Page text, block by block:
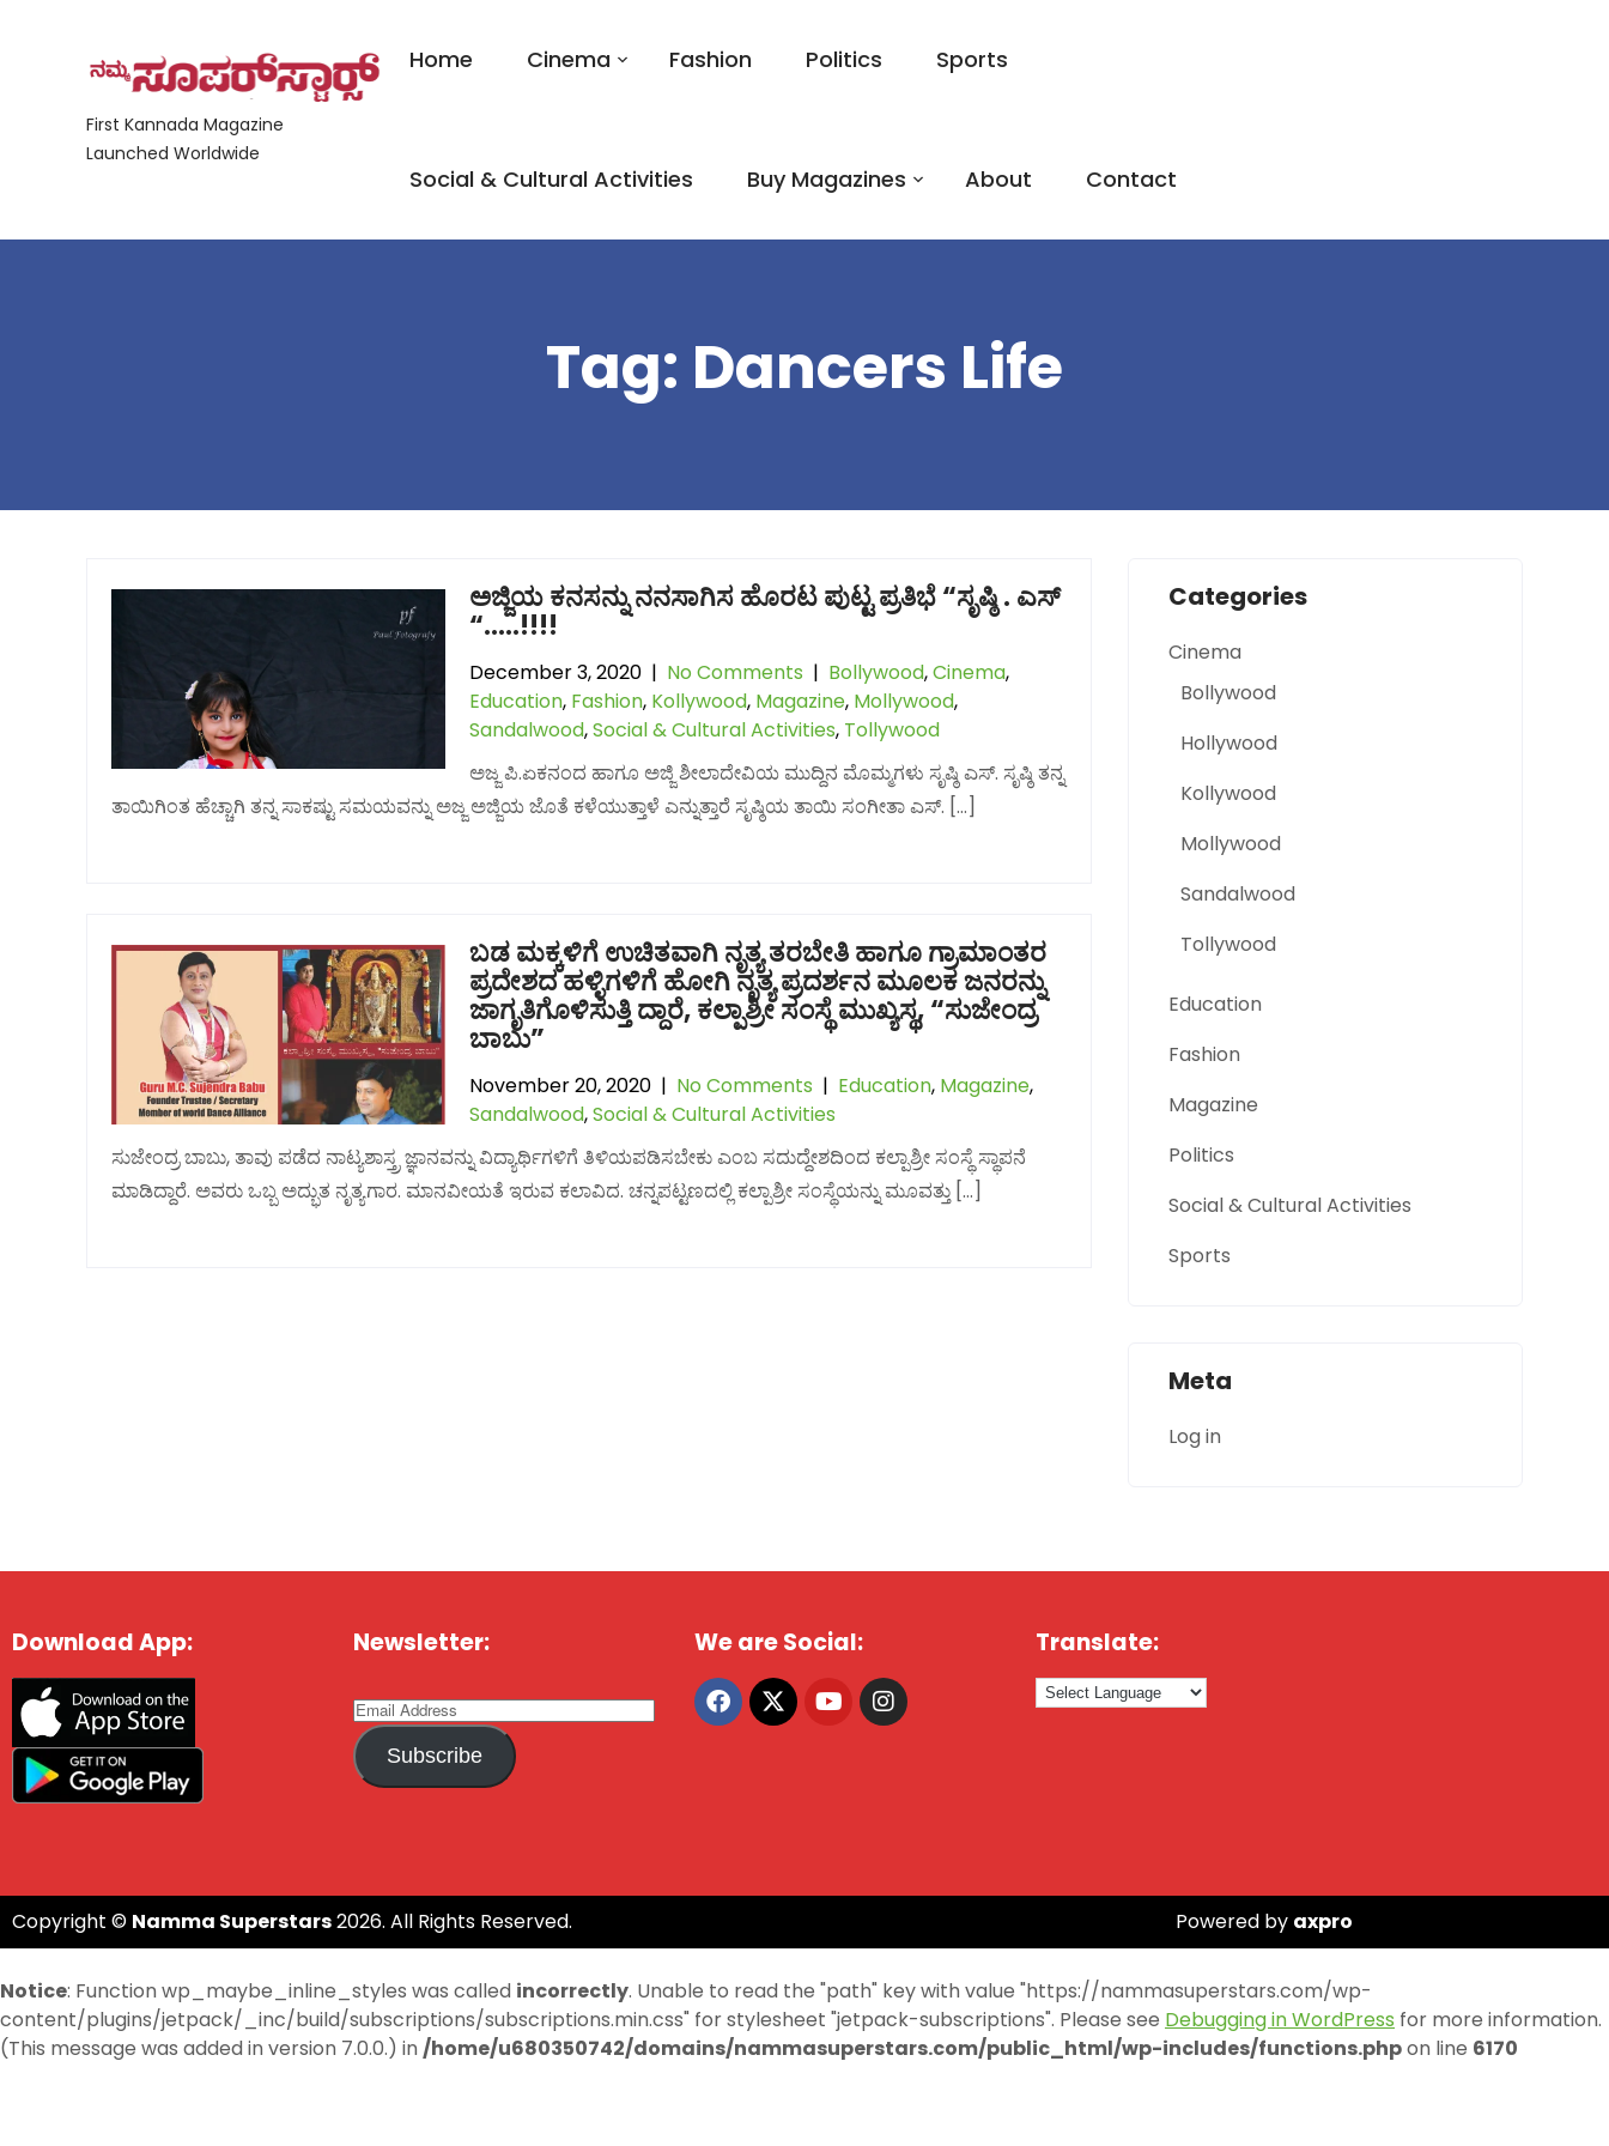
First Kannada Magazine
Launched Worldwide
Home Cinema Fashion Politics Sports
Social & Cultural Activities Buy Magazines About Contact
Tag: Dancers Life
ಅಜ್ಜಿಯ ಕನಸನ್ನು ನನಸಾಗಿಸ ಹೊರಟ ಪುಟ್ಟ ಪ್ರತಿಭೆ “ಸೃಷ್ಠಿ . ಎಸ್
“…..!!!!
December 3, 2020 | No Comments | Bollywood,Cinema,
Education, Fashion, Kollywood, Magazine, Mollywood,
Sandalwood,Social & Cultural Activities, Tollywood
ಅಜ್ಜ ಪಿ.ಏಕನಂದ ಹಾಗೂ ಅಜ್ಜಿ ಶೀಲಾದೇವಿಯ ಮುದ್ದಿನ ಮೊಮ್ಮಗಳು ಸೃಷ್ಠಿ ಎಸ್. ಸೃಷ್ಠಿ ತನ್ನ
ತಾಯಿಗಿಂತ ಹೆಚ್ಚಾಗಿ ತನ್ನ ಸಾಕಷ್ಟು ಸಮಯವನ್ನು ಅಜ್ಜ ಅಜ್ಜಿಯ ಜೊತೆ ಕಳೆಯುತ್ತಾಳೆ ಎನ್ನುತ್ತಾರೆ ಸೃಷ್ಠಿಯ ತಾಯಿ ಸಂಗೀತಾ ಎಸ್. […]
ಬಡ ಮಕ್ಕಳಿಗೆ ಉಚಿತವಾಗಿ ನೃತ್ಯ ತರಬೇತಿ ಹಾಗೂ ಗ್ರಾಮಾಂತರ
ಪ್ರದೇಶದ ಹಳ್ಳಿಗಳಿಗೆ ಹೋಗಿ ನೃತ್ಯ ಪ್ರದರ್ಶನ ಮೂಲಕ ಜನರನ್ನು
ಜಾಗೃತಿಗೊಳಿಸುತ್ತಿ ದ್ದಾರೆ, ಕಲ್ಪಾಶ್ರೀ ಸಂಸ್ಥೆ ಮುಖ್ಯಸ್ಥ, “ಸುಜೇಂದ್ರ
ಬಾಬು”
November 20, 2020 | No Comments | Education, Magazine,
Sandalwood,Social & Cultural Activities
ಸುಜೇಂದ್ರ ಬಾಬು, ತಾವು ಪಡೆದ ನಾಟ್ಯಶಾಸ್ತ್ರ ಜ್ಞಾನವನ್ನು ವಿದ್ಯಾರ್ಥಿಗಳಿಗೆ ತಿಳಿಯಪಡಿಸಬೇಕು ಎಂಬ ಸದುದ್ದೇಶದಿಂದ ಕಲ್ಪಾಶ್ರೀ ಸಂಸ್ಥೆ ಸ್ಥಾಪನೆ
ಮಾಡಿದ್ದಾರೆ. ಅವರು ಒಬ್ಬ ಅದ್ಭುತ ನೃತ್ಯಗಾರ. ಮಾನವೀಯತೆ ಇರುವ ಕಲಾವಿದ. ಚನ್ನಪಟ್ಟಣದಲ್ಲಿ ಕಲ್ಪಾಶ್ರೀ ಸಂಸ್ಥೆಯನ್ನು ಮೂವತ್ತು […]
Categories
Cinema
Bollywood
Hollywood
Kollywood
Mollywood
Sandalwood
Tollywood
Education
Fashion
Magazine
Politics
Social & Cultural Activities
Sports
Meta
Log in
Download App: Newsletter:
Subscribe
We are Social: Translate:
Copyright © Namma Superstars2026. All Rights Reserved. Powered by axpro
Notice: Function wp_maybe_inline_styles was called incorrectly. Unable to read the "path" key with value "https://nammasuperstars.com/wp-
content/plugins/jetpack/_inc/build/subscriptions/subscriptions.min.css" for stylesheet "jetpack-subscriptions". Please see Debugging in WordPress for more information.
(This message was added in version 7.0.0.) in /home/u680350742/domains/nammasuperstars.com/public_html/wp-includes/functions.phpon line 6170